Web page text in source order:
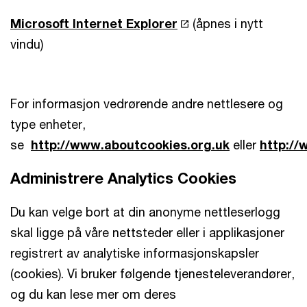
Microsoft Internet Explorer
(åpnes i nytt
vindu)
For informasjon vedrørende andre nettlesere og
type enheter,
se http://www.aboutcookies.org.uk eller http://
Administrere Analytics Cookies
Du kan velge bort at din anonyme nettleserlogg
skal ligge på våre nettsteder eller i applikasjoner
registrert av analytiske informasjonskapsler
(cookies). Vi bruker følgende tjenesteleverandører,
og du kan lese mer om deres